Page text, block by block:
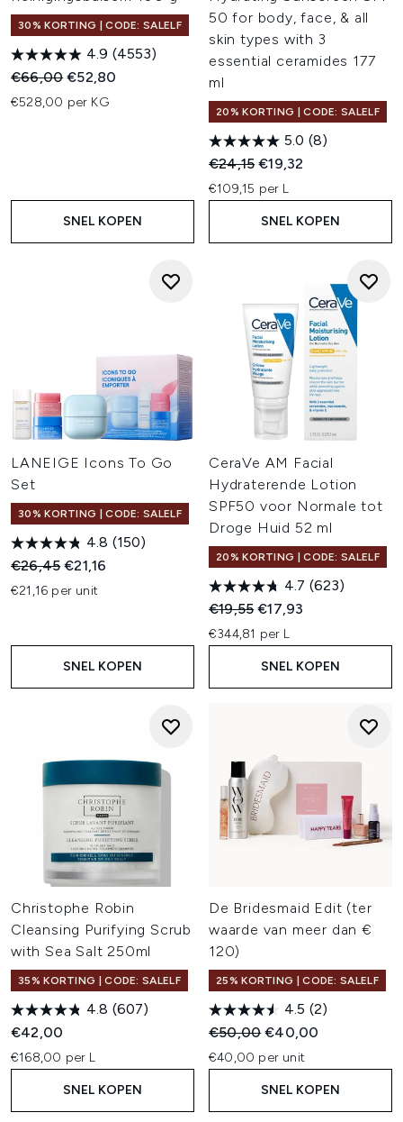
30% KORTING | CODE: SALELF
4.9 (4553)
Recommended Retail Price:
€66,00Huidige prijs:
€52,80
€528,00 per KG
SNEL KOPEN
50 for body, face, & all
skin types with 3
essential ceramides 177
ml
20% KORTING | CODE: SALELF
5.0 (8)
Recommended Retail Price:
€24,15Huidige prijs:
€19,32
€109,15 per L
SNEL KOPEN
LANEIGE Icons To Go
Set
30% KORTING | CODE: SALELF
4.8 (150)
Recommended Retail Price:
€26,45Huidige prijs:
€21,16
€21,16 per unit
SNEL KOPEN
CeraVe AM Facial
Hydraterende Lotion
SPF50 voor Normale tot
Droge Huid 52 ml
20% KORTING | CODE: SALELF
4.7 (623)
Recommended Retail Price:
€19,55Huidige prijs:
€17,93
€344,81 per L
SNEL KOPEN
Christophe Robin
Cleansing Purifying Scrub
with Sea Salt 250ml
35% KORTING | CODE: SALELF
4.8 (607)
€42,00
€168,00 per L
SNEL KOPEN
De Bridesmaid Edit (ter
waarde van meer dan €
120)
25% KORTING | CODE: SALELF
4.5 (2)
Recommended Retail Price:
€50,00Huidige prijs:
€40,00
€40,00 per unit
SNEL KOPEN